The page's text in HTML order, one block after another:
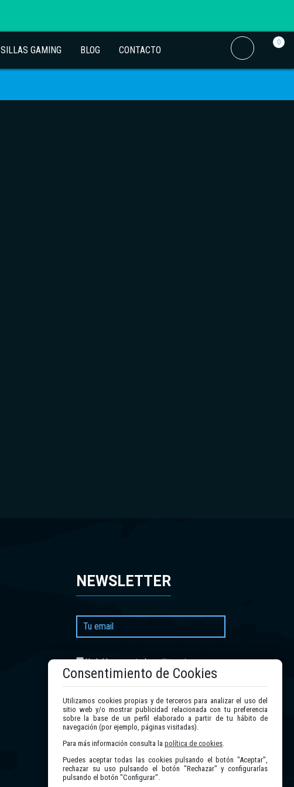
SILLAS GAMING BLOG CONTACTO
0
NEWSLETTER
He leído y acepto lapolítica de
privacidad
.
Enviar
Consentimiento de Cookies
Utilizamos cookies propias y de terceros para analizar el uso del
sitio web y/o mostrar publicidad relacionada con tu preferencia
sobre la base de un perfil elaborado a partir de tu hábito de
navegación (por ejemplo, páginas visitadas).
Para más información consulta la política de cookies.
Puedes aceptar todas las cookies pulsando el botón "Aceptar",
rechazar su uso pulsando el botón "Rechazar" y configurarlas
pulsando el botón "Configurar".